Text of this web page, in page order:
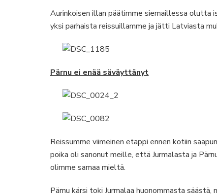
Aurinkoisen illan päätimme siemaillessa olutta
yksi parhaista reissuillamme ja jätti Latviasta
Pärnu ei enää säväyttänyt
Reissumme viimeinen etappi ennen kotiin
poika oli sanonut meille, että Jurmalasta ja
olimme samaa mieltä.
Pärnu kärsi toki Jurmalaa huonommasta